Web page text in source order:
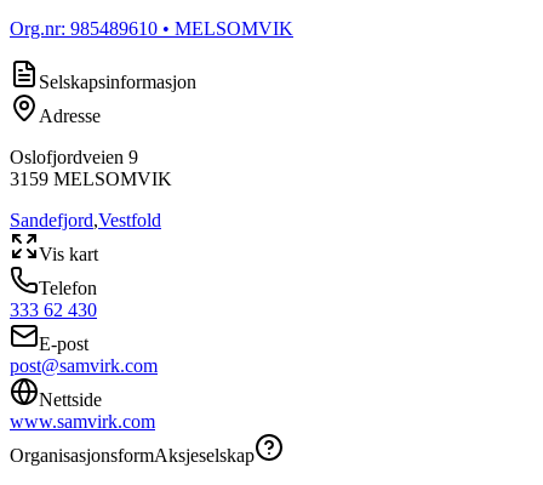
Org.nr: 985489610 • MELSOMVIK
Selskapsinformasjon
Adresse
Oslofjordveien 9
3159 MELSOMVIK
Sandefjord,Vestfold
Vis kart
Telefon
333 62 430
E-post
post@samvirk.com
Nettside
www.samvirk.com
OrganisasjonsformAksjeselskap